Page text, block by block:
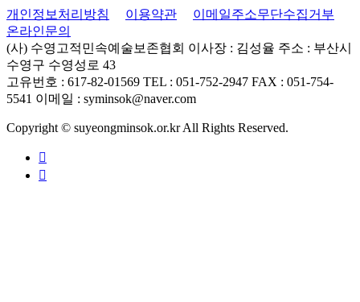
개인정보처리방침 이용약관
이메일주소무단수집거부
온라인문의
(사) 수영고적민속예술보존협회 이사장 : 김성율 주소 : 부산시
수영구 수영성로 43
고유번호 : 617-82-01569 TEL : 051-752-2947 FAX : 051-754-
5541 이메일 : syminsok@naver.com
Copyright © suyeongminsok.or.kr All Rights Reserved.